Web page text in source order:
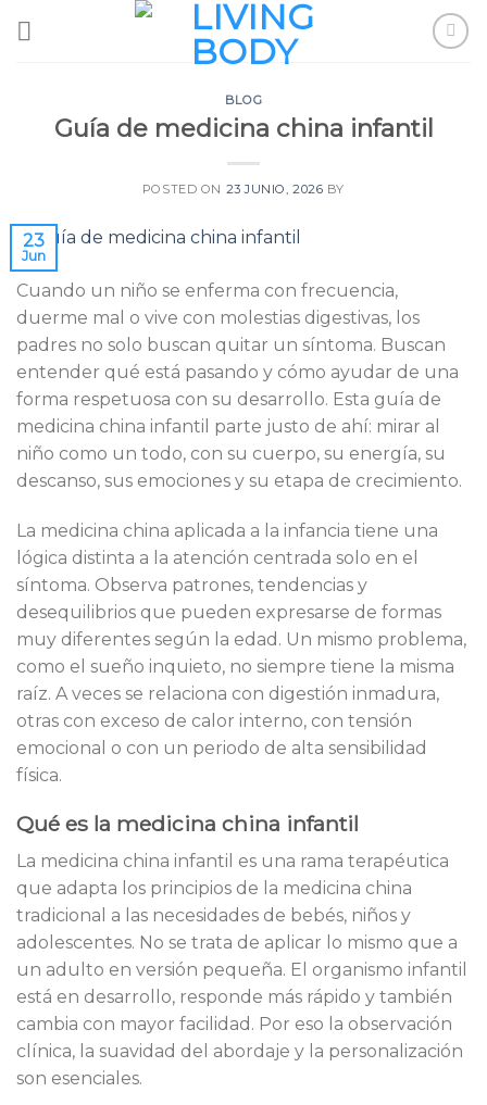
BLOG
Guía de medicina china infantil
POSTED ON 23 JUNIO, 2026 BY
23
Jun
Cuando un niño se enferma con frecuencia,
duerme mal o vive con molestias digestivas, los
padres no solo buscan quitar un síntoma. Buscan
entender qué está pasando y cómo ayudar de una
forma respetuosa con su desarrollo. Esta guía de
medicina china infantil parte justo de ahí: mirar al
niño como un todo, con su cuerpo, su energía, su
descanso, sus emociones y su etapa de crecimiento.
La medicina china aplicada a la infancia tiene una
lógica distinta a la atención centrada solo en el
síntoma. Observa patrones, tendencias y
desequilibrios que pueden expresarse de formas
muy diferentes según la edad. Un mismo problema,
como el sueño inquieto, no siempre tiene la misma
raíz. A veces se relaciona con digestión inmadura,
otras con exceso de calor interno, con tensión
emocional o con un periodo de alta sensibilidad
física.
Qué es la medicina china infantil
La medicina china infantil es una rama terapéutica
que adapta los principios de la medicina china
tradicional a las necesidades de bebés, niños y
adolescentes. No se trata de aplicar lo mismo que a
un adulto en versión pequeña. El organismo infantil
está en desarrollo, responde más rápido y también
cambia con mayor facilidad. Por eso la observación
clínica, la suavidad del abordaje y la personalización
son esenciales.